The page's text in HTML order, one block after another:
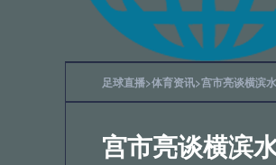
足球直播>体育资讯>宫市亮谈横滨
宫市亮谈横滨